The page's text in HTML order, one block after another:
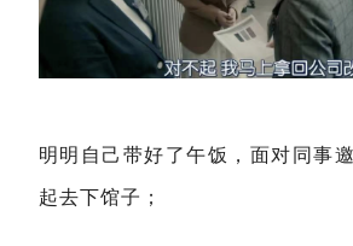
明明自己带好了午饭，面对同事
起去下馆子；